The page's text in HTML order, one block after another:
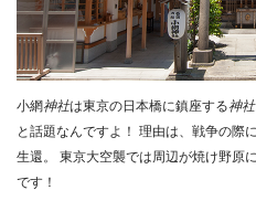
小網神社は東京の日本橋に鎮座する神社
と話題なんですよ！ 理由は、戦争の際
生還。 東京大空襲では周辺が焼け野原
です！